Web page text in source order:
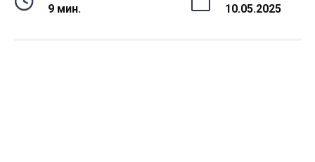
9 мин. 10.05.2025